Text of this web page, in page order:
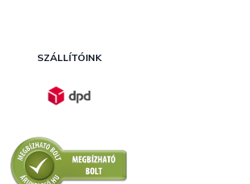
SZÁLLÍTÓINK